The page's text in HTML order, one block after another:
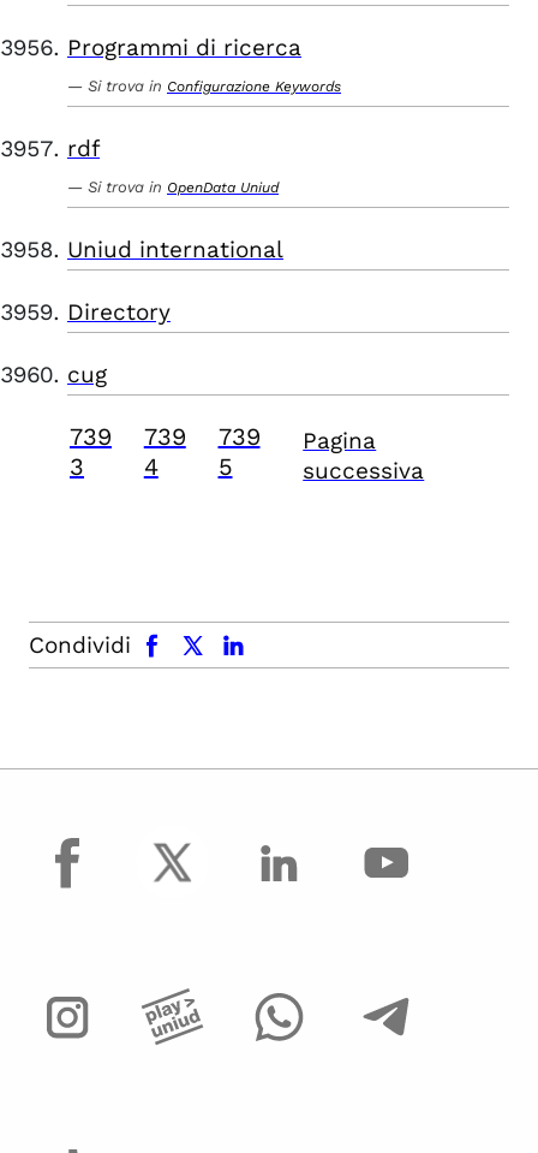
Programmi di ricerca
Si trova in Configurazione Keywords
rdf
Si trova in OpenData Uniud
Uniud international
Directory
cug
739
3
739
4
739
5
Pagina
successiva
Condividi
facebook x.com linkedin
facebook